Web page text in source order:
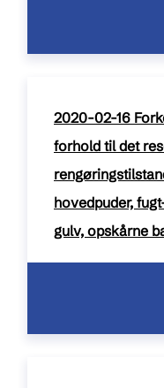
2020-02-16
forhold til det
hovedpuder,
gulv, opskårne